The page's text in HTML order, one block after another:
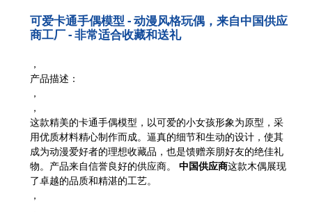
可爱卡通手偶模型 - 动漫风格玩偶，来自中国供应
商工厂 - 非常适合收藏和送礼
，
产品描述：
，
，
这款精美的卡通手偶模型，以可爱的小女孩形象为原型，采
用优质材料精心制作而成。逼真的细节和生动的设计，使其
成为动漫爱好者的理想收藏品，也是馈赠亲朋好友的绝佳礼
物。产品来自信誉良好的供应商。 中国供应商这款木偶展现
了卓越的品质和精湛的工艺。
，